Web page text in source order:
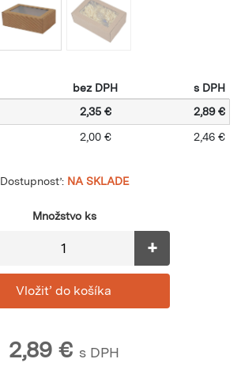
bez DPH
s DPH
2,35 €
2,89 €
2,00 € 2,46 €
Dostupnosť: NA SKLADE
Množstvo ks
+
2,89 € s DPH